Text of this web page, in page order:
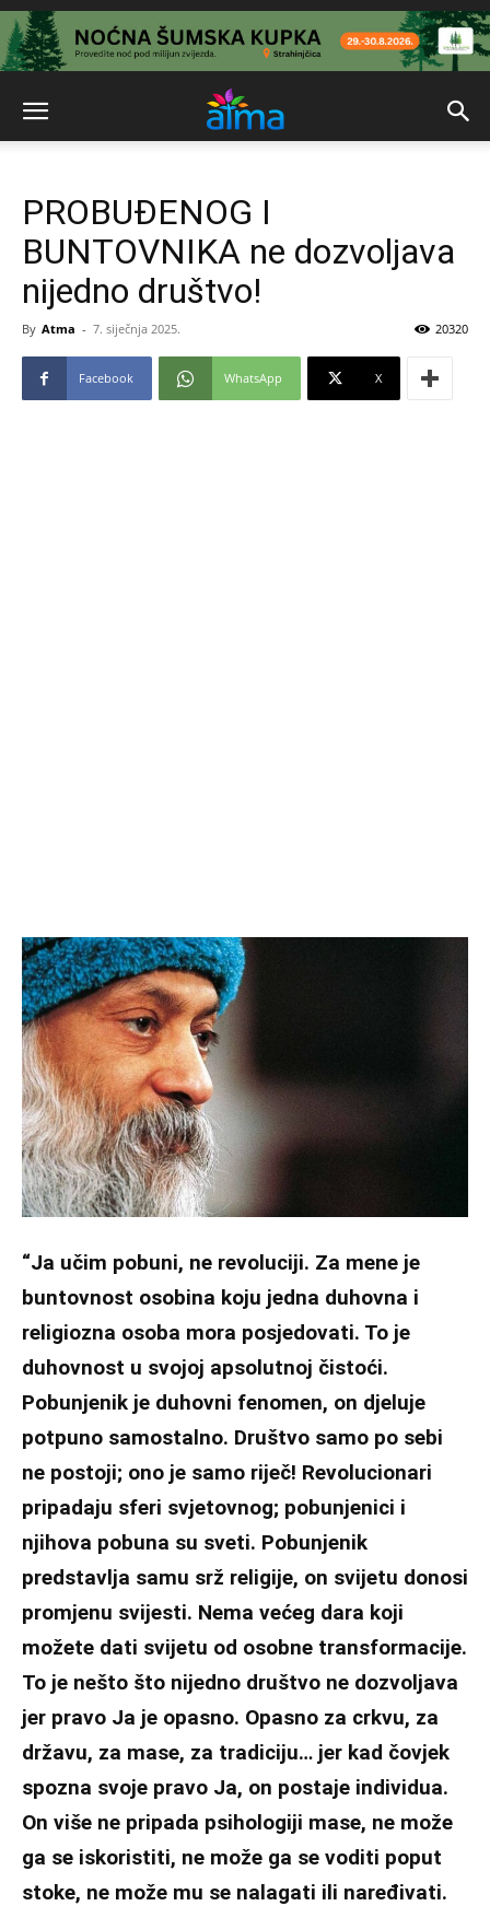
PROBUĐENOG I
BUNTOVNIKA ne dozvoljava
nijedno društvo!
By Atma - 7. siječnja 2025. 20320
Facebook WhatsApp X
“Ja učim pobuni, ne revoluciji. Za mene je
buntovnost osobina koju jedna duhovna i
religiozna osoba mora posjedovati. To je
duhovnost u svojoj apsolutnoj čistoći.
Pobunjenik je duhovni fenomen, on djeluje
potpuno samostalno. Društvo samo po sebi
ne postoji; ono je samo riječ! Revolucionari
pripadaju sferi svjetovnog; pobunjenici i
njihova pobuna su sveti. Pobunjenik
predstavlja samu srž religije, on svijetu donosi
promjenu svijesti. Nema većeg dara koji
možete dati svijetu od osobne transformacije.
To je nešto što nijedno društvo ne dozvoljava
jer pravo Ja je opasno. Opasno za crkvu, za
državu, za mase, za tradiciju… jer kad čovjek
spozna svoje pravo Ja, on postaje individua.
On više ne pripada psihologiji mase, ne može
ga se iskoristiti, ne može ga se voditi poput
stoke, ne može mu se nalagati ili naređivati.